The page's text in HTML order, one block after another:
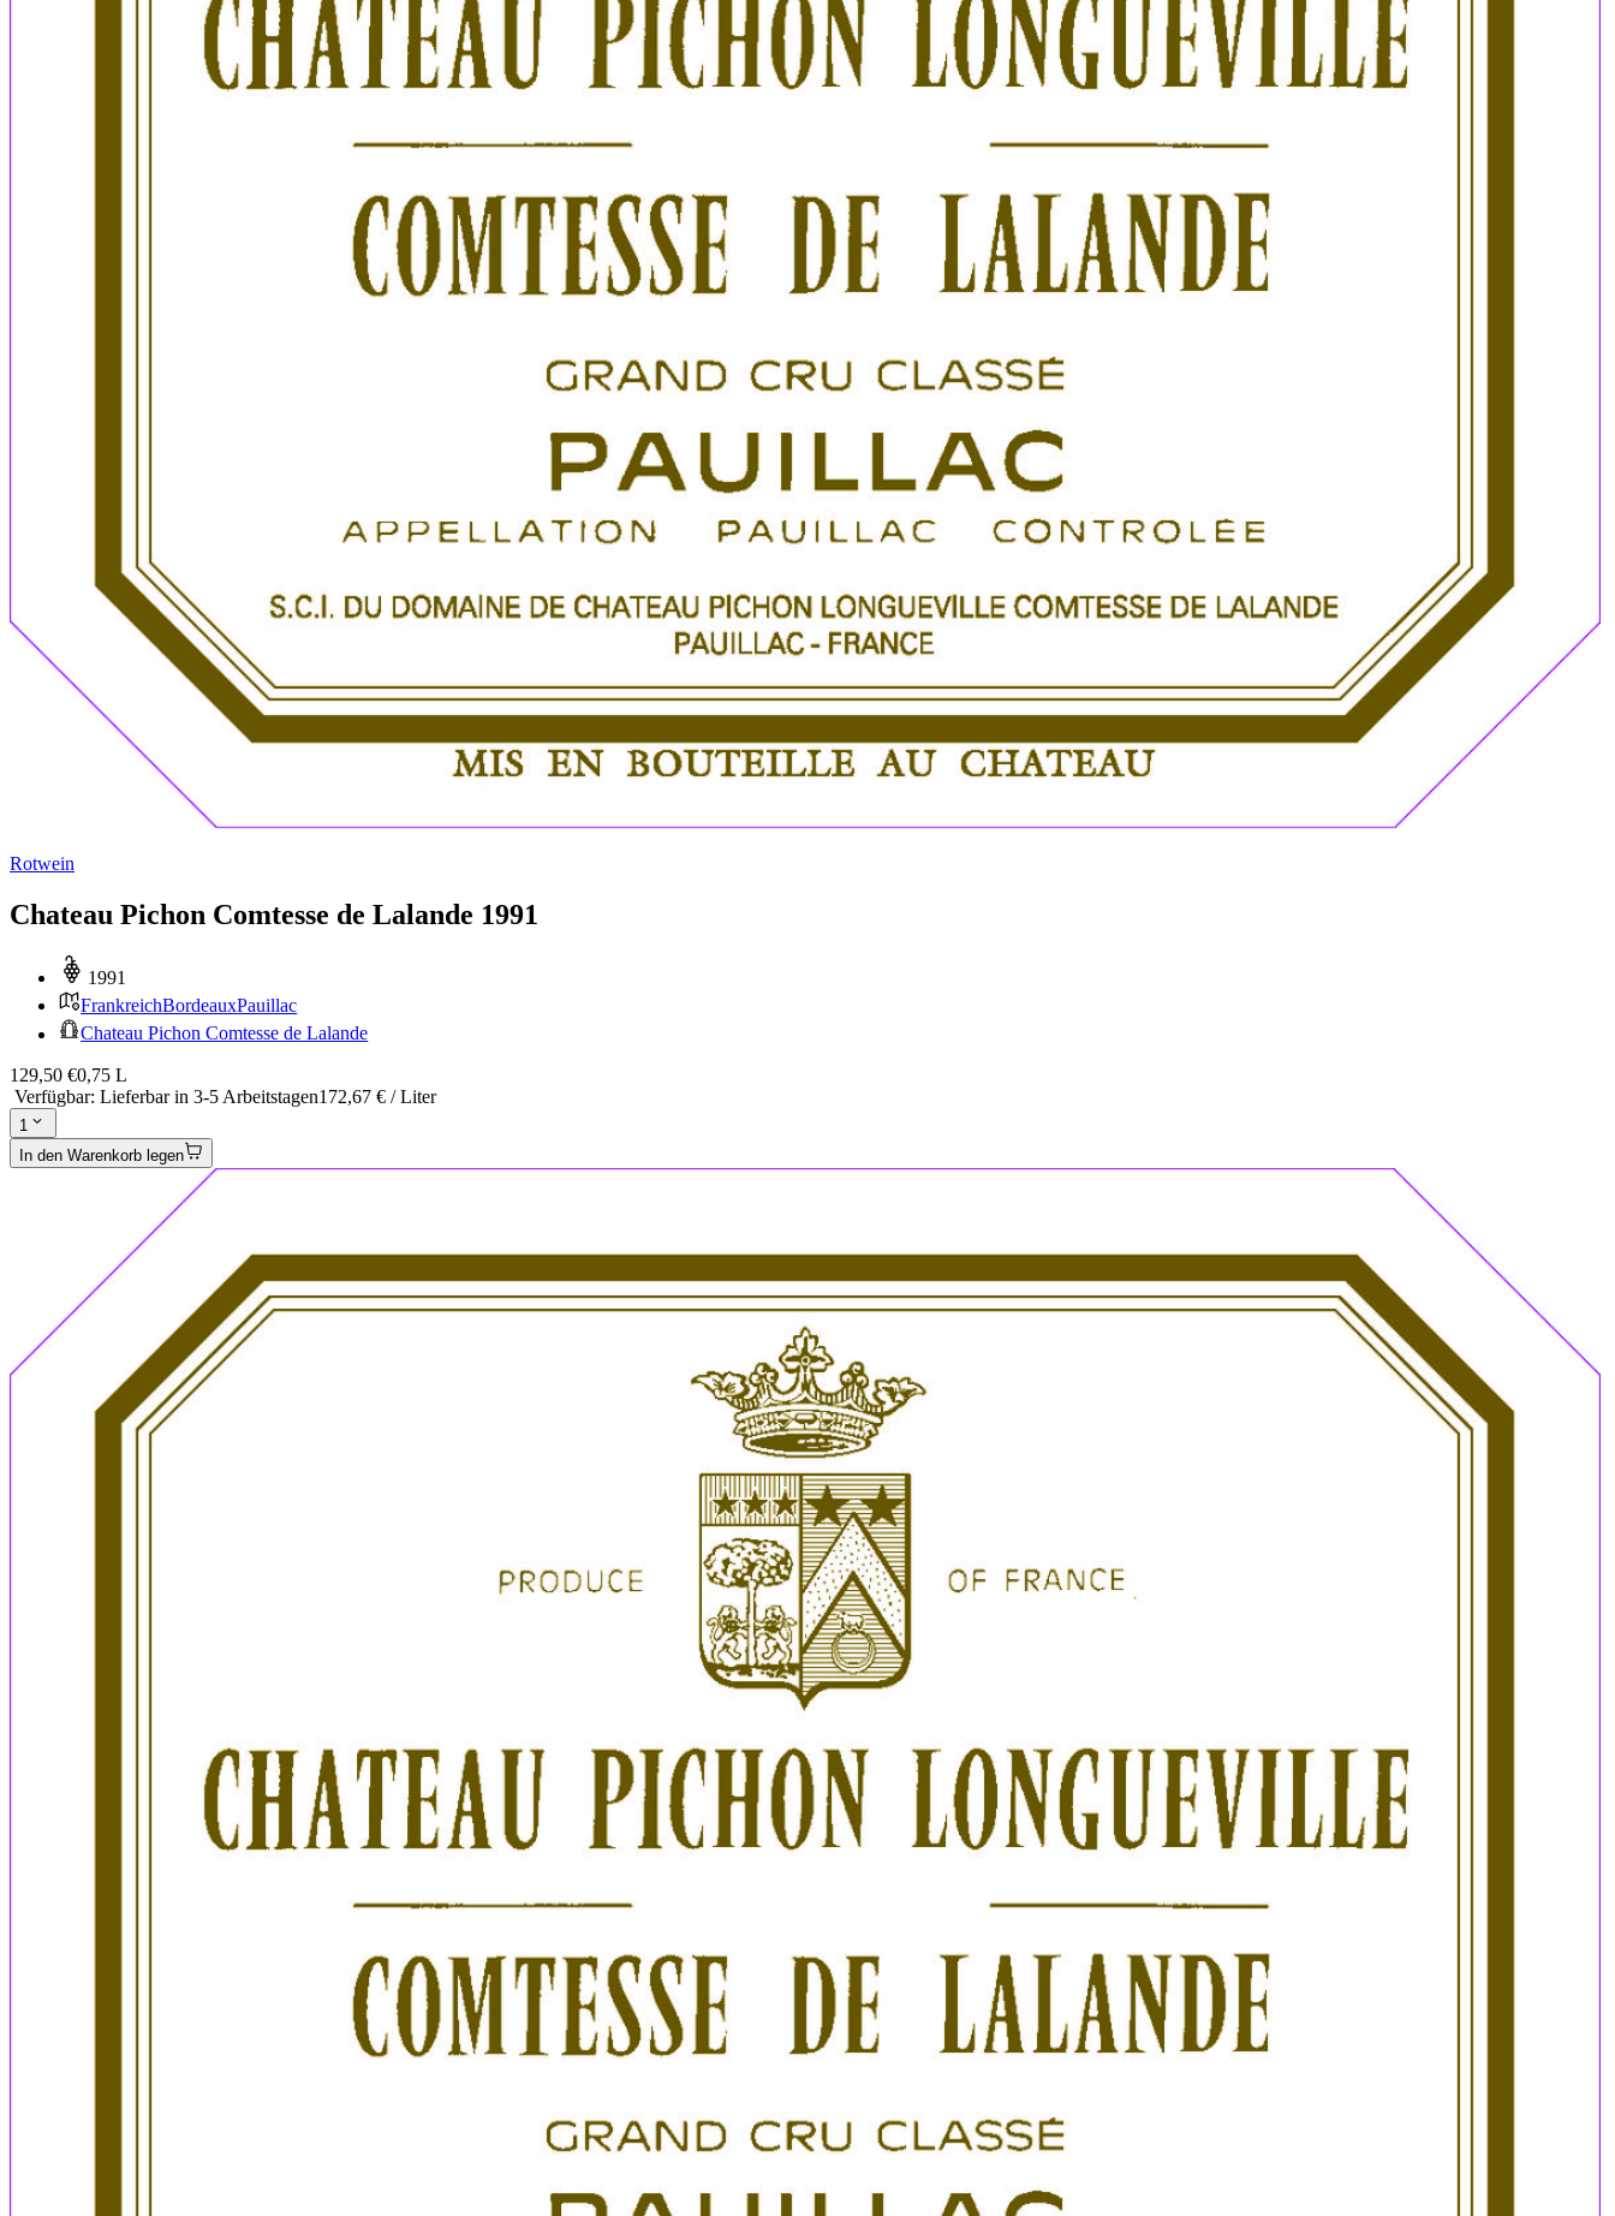
Rotwein
Chateau Pichon Comtesse de Lalande 1991
1991
FrankreichBordeauxPauillac
Chateau Pichon Comtesse de Lalande
129,50 €0,75 L
Verfügbar: Lieferbar in 3-5 Arbeitstagen172,67 € / Liter
1
In den Warenkorb legen